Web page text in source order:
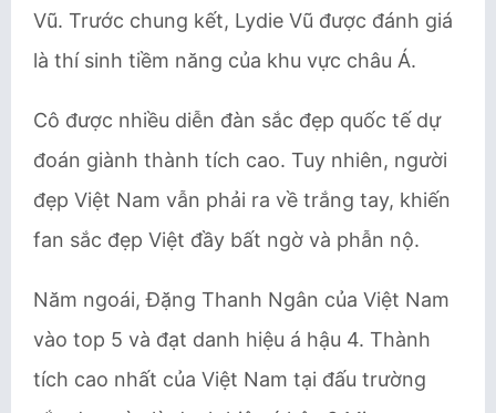
Vũ. Trước chung kết, Lydie Vũ được đánh giá
là thí sinh tiềm năng của khu vực châu Á.
Cô được nhiều diễn đàn sắc đẹp quốc tế dự
đoán giành thành tích cao. Tuy nhiên, người
đẹp Việt Nam vẫn phải ra về trắng tay, khiến
fan sắc đẹp Việt đầy bất ngờ và phẫn nộ.
Năm ngoái, Đặng Thanh Ngân của Việt Nam
vào top 5 và đạt danh hiệu á hậu 4. Thành
tích cao nhất của Việt Nam tại đấu trường